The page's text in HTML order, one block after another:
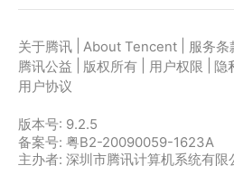
关于腾讯 About Tencent 服务条
腾讯公益
版权所有 用户权限 隐
用户协议
版本号: 9.2.5
备案号: 粤B2-20090059-1623A
主办者: 深圳市腾讯计算机系统有限